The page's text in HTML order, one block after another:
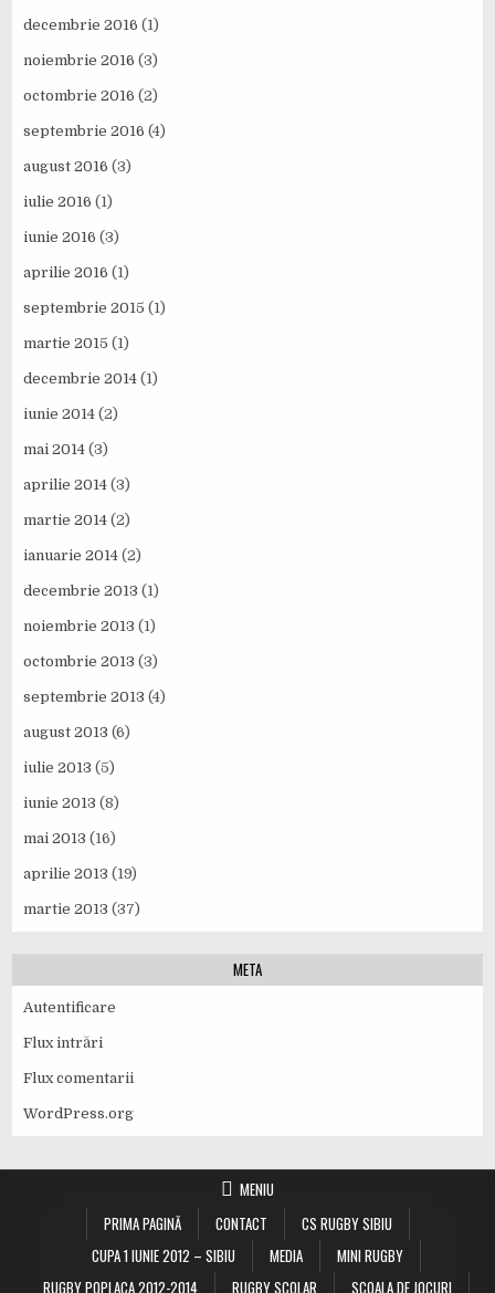
decembrie 2016 (1)
noiembrie 2016 (3)
octombrie 2016 (2)
septembrie 2016 (4)
august 2016 (3)
iulie 2016 (1)
iunie 2016 (3)
aprilie 2016 (1)
septembrie 2015 (1)
martie 2015 (1)
decembrie 2014 (1)
iunie 2014 (2)
mai 2014 (3)
aprilie 2014 (3)
martie 2014 (2)
ianuarie 2014 (2)
decembrie 2013 (1)
noiembrie 2013 (1)
octombrie 2013 (3)
septembrie 2013 (4)
august 2013 (6)
iulie 2013 (5)
iunie 2013 (8)
mai 2013 (16)
aprilie 2013 (19)
martie 2013 (37)
META
Autentificare
Flux intrări
Flux comentarii
WordPress.org
MENIU
PRIMA PAGINĂ
CONTACT
CS RUGBY SIBIU
CUPA 1 IUNIE 2012 – SIBIU
MEDIA
MINI RUGBY
RUGBY POPLACA 2012-2014
RUGBY SCOLAR SCOALA DE JOCURI